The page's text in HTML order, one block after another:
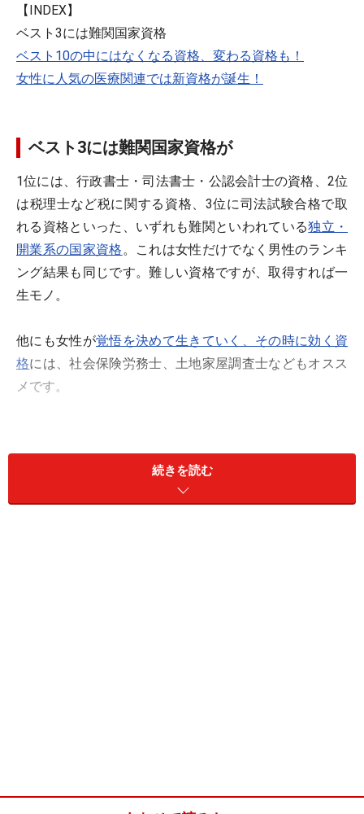
【INDEX】
ベスト3には難関国家資格
ベスト10の中にはなくなる資格、変わる資格も！
女性に人気の医療関連では新資格が誕生！
ベスト3には難関国家資格が
1位には、行政書士・司法書士・公認会計士の資格、2位
は税理士など税に関する資格、3位に司法試験合格で取
れる資格といった、いずれも難関といわれている独立・
開業系の国家資格。これは女性だけでなく男性のランキ
ング結果も同じです。難しい資格ですが、取得すれば一
生モノ。
他にも女性が覚悟を決めて生きていく、その時に効く資
格には、社会保険労務士、土地家屋調査士などもオスス
メです。
次ページへ>>
続きを読む